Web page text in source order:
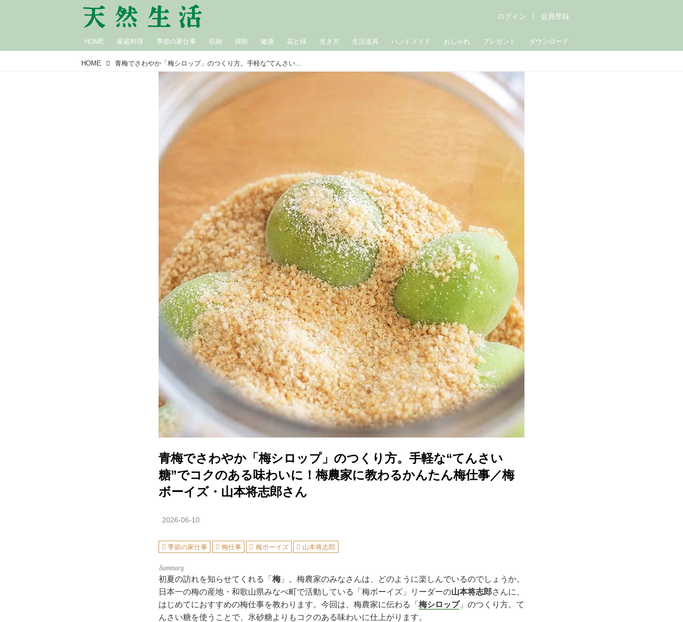
HOME 家庭料理 季節の家仕事 収納 掃除 健康 花と緑 生き方 生活道具 ハンドメイド おしゃれ プレゼント ダウンロード
ログイン 会員登録
HOME 青梅でさわやか「梅シロップ」のつくり方。手軽な“てんさい糖”でコクのある味わいに！梅農家に教わるかんたん梅仕事／梅ボーイズ・山本将志郎さん
青梅でさわやか「梅シロップ」のつくり方。手軽な“てんさい
糖”でコクのある味わいに！梅農家に教わるかんたん梅仕事／梅
ボーイズ・山本将志郎さん
2026-06-10
季節の家仕事 梅仕事 梅ボーイズ 山本将志郎
初夏の訪れを知らせてくれる「 梅」。梅農家のみなさんは、どのように楽しんでいるのでしょうか。
日本一の梅の産地・和歌山県みなべ町で活動している「梅ボーイズ」リーダーの山本将志郎さんに、
はじめてにおすすめの梅仕事を教わります。今回は、梅農家に伝わる「 梅シロップ」のつくり方。て
んさい糖を使うことで、氷砂糖よりもコクのある味わいに仕上がります。